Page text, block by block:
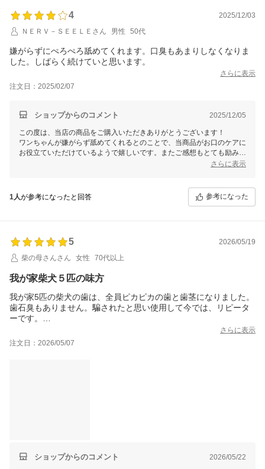
4
2025/12/03
ＮＥＲＶ－ＳＥＥＬＥさん
男性 50代
嫌がらずにぺろぺろ舐めてくれます。口臭もあまりしなくなりま
した。しばらく続けていと思います。
さらに表示
注文日：2025/02/07
ショップからのコメント 2025/12/05
この度は、当店の商品をご購入いただきありがとうございます！
ワンちゃんが嫌がらず舐めてくれるとのことで、当商品がお口のケアに
お役立ていただけているようで嬉しいです。またご感想もとても励みに
何か気になる点がございましたら、お気軽にお問い合わせください。
さらに表示
1人が参考になったと回答 参考になった
5
2026/05/19
柴の母さんさん
女性 70代以上
我が家柴犬５匹の味方
我が家5匹の柴犬の歯は、全員ピカピカの歯と歯茎になりました。
歯石臭もありません。騙されたと思い使用して今では、リピータ
ーです。
さらに表示
注文日：2026/05/07
ショップからのコメント 2026/05/22